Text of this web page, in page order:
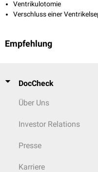
Ventrikulotomie
Verschluss einer
Empfehlung
DocCheck
Über Uns
Investor Relations
Presse
Karriere